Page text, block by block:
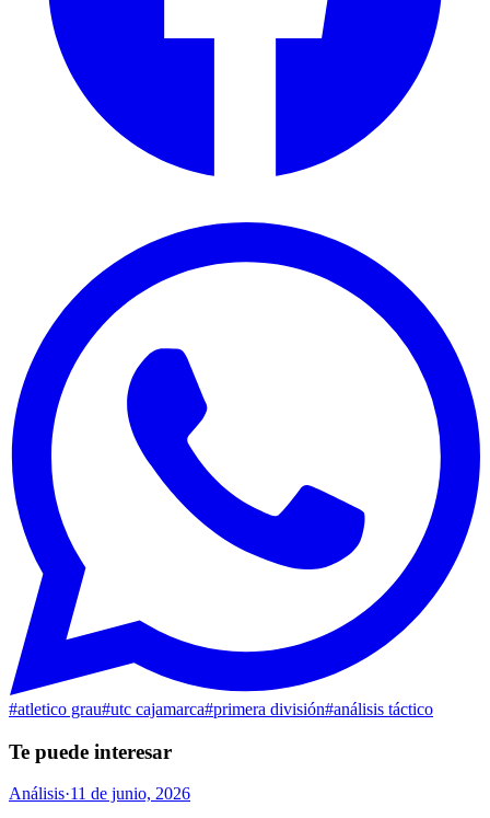
#atletico grau#utc cajamarca#primera división#análisis táctico
Te puede interesar
Análisis·11 de junio, 2026